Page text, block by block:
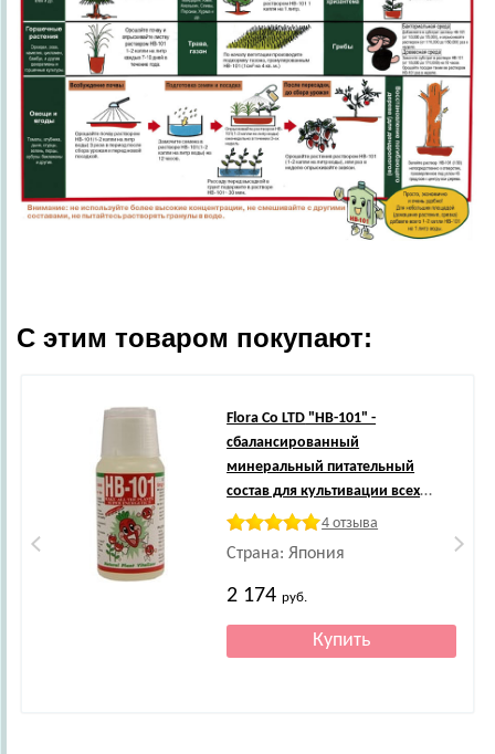
С этим товаром покупают:
Flora Co LTD "HB-101" -
сбалансированный
минеральный питательный
состав для культивации всех
видов растений! Жидкая форма,
4 отзыва
Страна: Япония
2 174руб.